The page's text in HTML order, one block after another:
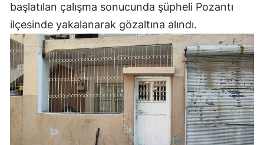
başlatılan çalışma sonucunda şüpheli Pozantı
ilçesinde yakalanarak gözaltına alındı.